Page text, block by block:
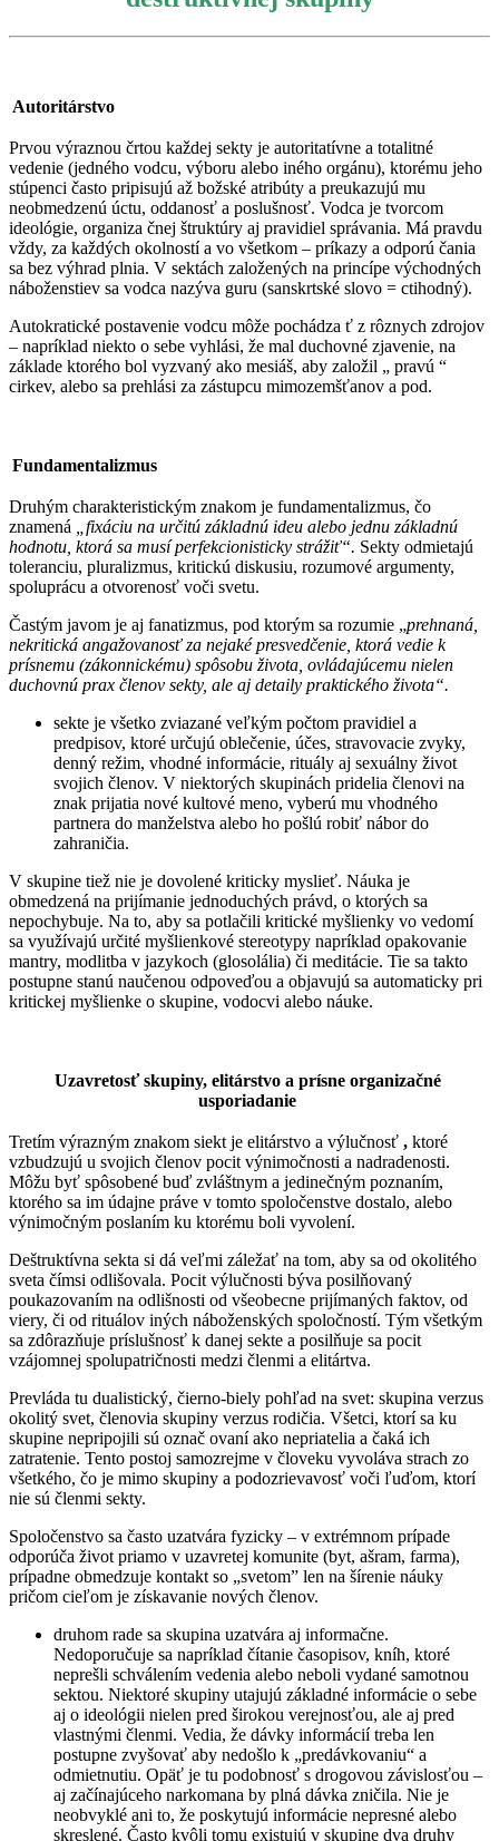
Autoritárstvo
Prvou výraznou črtou každej sekty je autoritatívne a totalitné
vedenie (jedného vodcu, výboru alebo iného orgánu), ktorému jeho
stúpenci často pripisujú až božské atribúty a preukazujú mu
neobmedzenú úctu, oddanosť a poslušnosť. Vodca je tvorcom
ideológie, organiza čnej štruktúry aj pravidiel správania. Má pravdu
vždy, za každých okolností a vo všetkom – príkazy a odporú čania
sa bez výhrad plnia. V sektách založených na princípe východných
náboženstiev sa vodca nazýva guru (sanskrtské slovo = ctihodný).
Autokratické postavenie vodcu môže pochádza ť z rôznych zdrojov
– napríklad niekto o sebe vyhlási, že mal duchovné zjavenie, na
základe ktorého bol vyzvaný ako mesiáš, aby založil „ pravú “
cirkev, alebo sa prehlási za zástupcu mimozemšťanov a pod.
Fundamentalizmus
Druhým charakteristickým znakom je fundamentalizmus, čo
znamená
„fixáciu na určitú základnú ideu alebo jednu základnú
hodnotu, ktorá sa musí perfekcionisticky strážiť“. Sekty odmietajú
toleranciu, pluralizmus, kritickú diskusiu, rozumové argumenty,
spoluprácu a otvorenosť voči svetu.
Častým javom je aj fanatizmus, pod ktorým sa rozumie „prehnaná,
nekritická angažovanosť za nejaké presvedčenie, ktorá vedie k
prísnemu (zákonnickému) spôsobu života, ovládajúcemu nielen
duchovnú prax členov sekty, ale aj detaily praktického života“.
sekte je všetko zviazané veľkým počtom pravidiel a
predpisov, ktoré určujú oblečenie, účes, stravovacie zvyky,
denný režim, vhodné informácie, rituály aj sexuálny život
svojich členov. V niektorých skupinách pridelia členovi na
znak prijatia nové kultové meno, vyberú mu vhodného
partnera do manželstva alebo ho pošlú robiť nábor do
zahraničia.
V skupine tiež nie je dovolené kriticky myslieť. Náuka je
obmedzená na prijímanie jednoduchých právd, o ktorých sa
nepochybuje. Na to, aby sa potlačili kritické myšlienky vo vedomí
sa využívajú určité myšlienkové stereotypy napríklad opakovanie
mantry, modlitba v jazykoch (glosolália) či meditácie. Tie sa takto
postupne stanú naučenou odpoveďou a objavujú sa automaticky pri
kritickej myšlienke o skupine, vodocvi alebo náuke.
Uzavretosť skupiny, elitárstvo a prísne organizačné
usporiadanie
Tretím výrazným znakom siekt je elitárstvo a výlučnosť , ktoré
vzbudzujú u svojich členov pocit výnimočnosti a nadradenosti.
Môžu byť spôsobené buď zvláštnym a jedinečným poznaním,
ktorého sa im údajne práve v tomto spoločenstve dostalo, alebo
výnimočným poslaním ku ktorému boli vyvolení.
Deštruktívna sekta si dá veľmi záležať na tom, aby sa od okolitého
sveta čímsi odlišovala. Pocit výlučnosti býva posilňovaný
poukazovaním na odlišnosti od všeobecne prijímaných faktov, od
viery, či od rituálov iných náboženských spoločností. Tým všetkým
sa zdôrazňuje príslušnosť k danej sekte a posilňuje sa pocit
vzájomnej spolupatričnosti medzi členmi a elitártva.
Prevláda tu dualistický, čierno-biely pohľad na svet: skupina verzus
okolitý svet, členovia skupiny verzus rodičia. Všetci, ktorí sa ku
skupine nepripojili sú označ ovaní ako nepriatelia a čaká ich
zatratenie. Tento postoj samozrejme v človeku vyvoláva strach zo
všetkého, čo je mimo skupiny a podozrievavosť voči ľuďom, ktorí
nie sú členmi sekty.
Spoločenstvo sa často uzatvára fyzicky – v extrémnom prípade
odporúča život priamo v uzavretej komunite (byt, ašram, farma),
prípadne obmedzuje kontakt so „svetom” len na šírenie náuky
pričom cieľom je získavanie nových členov.
druhom rade sa skupina uzatvára aj informačne.
Nedoporučuje sa napríklad čítanie časopisov, kníh, ktoré
neprešli schválením vedenia alebo neboli vydané samotnou
sektou. Niektoré skupiny utajujú základné informácie o sebe
aj o ideológii nielen pred širokou verejnosťou, ale aj pred
vlastnými členmi. Vedia, že dávky informácií treba len
postupne zvyšovať aby nedošlo k „predávkovaniu“ a
odmietnutiu. Opäť je tu podobnosť s drogovou závislosťou –
aj začínajúceho narkomana by plná dávka zničila. Nie je
neobvyklé ani to, že poskytujú informácie nepresné alebo
skreslené. Často kvôli tomu existujú v skupine dva druhy